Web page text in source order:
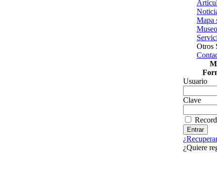
Mapa
Otros
Usuario
Clave
¿Quiere